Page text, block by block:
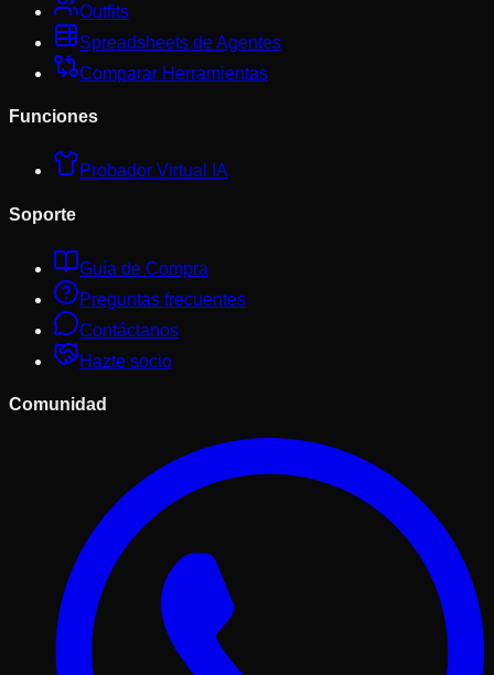
Outfits
Spreadsheets de Agentes
Comparar Herramientas
Funciones
Probador Virtual IA
Soporte
Guía de Compra
Preguntas frecuentes
Contáctanos
Hazte socio
Comunidad